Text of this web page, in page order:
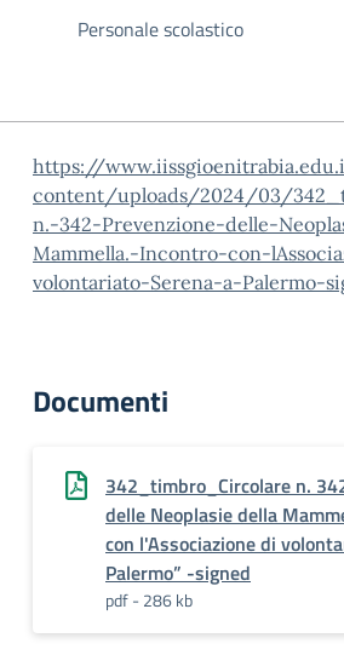
Personale scolastico
https://
content/uploads/2024/03/
n.-342-Prevenzione-delle-
Mammella.-Incontro-con-
volontariato-Serena-a-Palermo-
Documenti
342_timbro_Circolare n.
delle Neoplasie della
con l'Associazione di
Palermo” -signed
pdf - 286 kb